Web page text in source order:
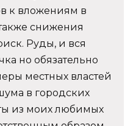
к вложениям в
снижения
Руды, и вся
но обязательно
местных властей
в городских
из моих любимых